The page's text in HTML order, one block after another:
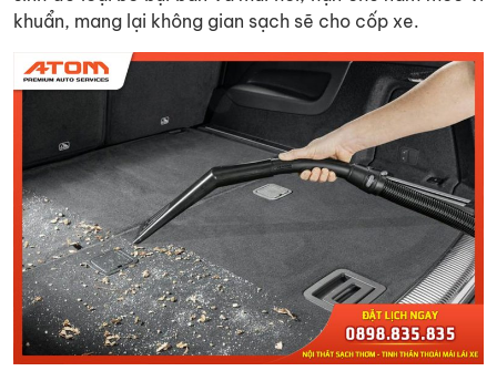
khuẩn, mang lại không gian sạch sẽ cho cốp xe.